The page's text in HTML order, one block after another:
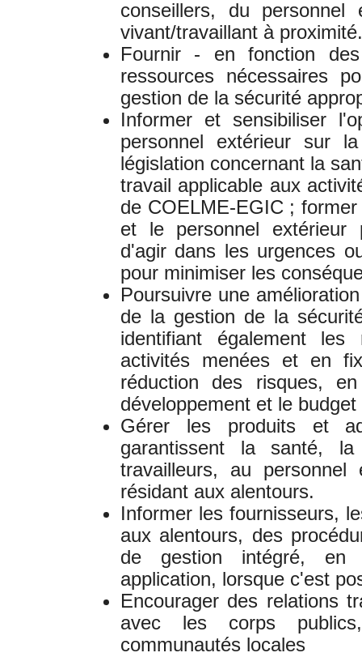
conseillers, du personnel
vivant/travaillant à proximité.
Fournir - en fonction
ressources nécessaires
gestion de la sécurité
Informer et sensibiliser
personnel extérieur sur
législation concernant la
travail applicable aux
de COELME-EGIC ;
et le personnel extérieur
d'agir dans les urgences
pour minimiser les
Poursuivre une
de la gestion de la
identifiant également
activités menées et en
réduction des risques,
développement et le
Gérer les produits et
garantissent la santé,
travailleurs, au
résidant aux alentours.
Informer les fournisseurs,
aux alentours, des
de gestion intégré, en
application, lorsque c'est
Encourager des relations
avec les corps
communautés locales